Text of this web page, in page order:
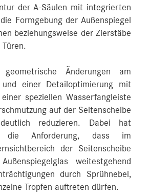
der A-Säulen mit integrierten
Formgebung der Außenspiegel
beziehungsweise der Zierstäbe
Änderungen am
und einer Detailoptimierung mit
speziellen Wasserfangleiste
auf der Seitenscheibe
deutlich reduzieren. Dabei hat
die Anforderung, dass im
der Seitenscheibe
weitestgehend
durch Sprühnebel,
Tropfen auftreten dürfen.